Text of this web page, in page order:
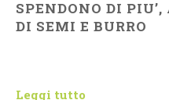
SPENDONO DI
DI SEMI E BURRO
Leggi tutto